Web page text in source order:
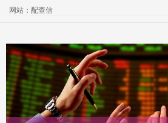
网站：配查信